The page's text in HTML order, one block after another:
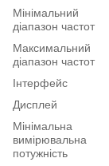
Мінімальний
діапазон частот
Максимальний
діапазон частот
Інтерфейс
Дисплей
Мінімальна
вимірювальна
потужність